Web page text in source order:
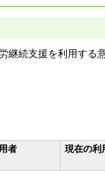
継続支援を利用する
者 現在の利